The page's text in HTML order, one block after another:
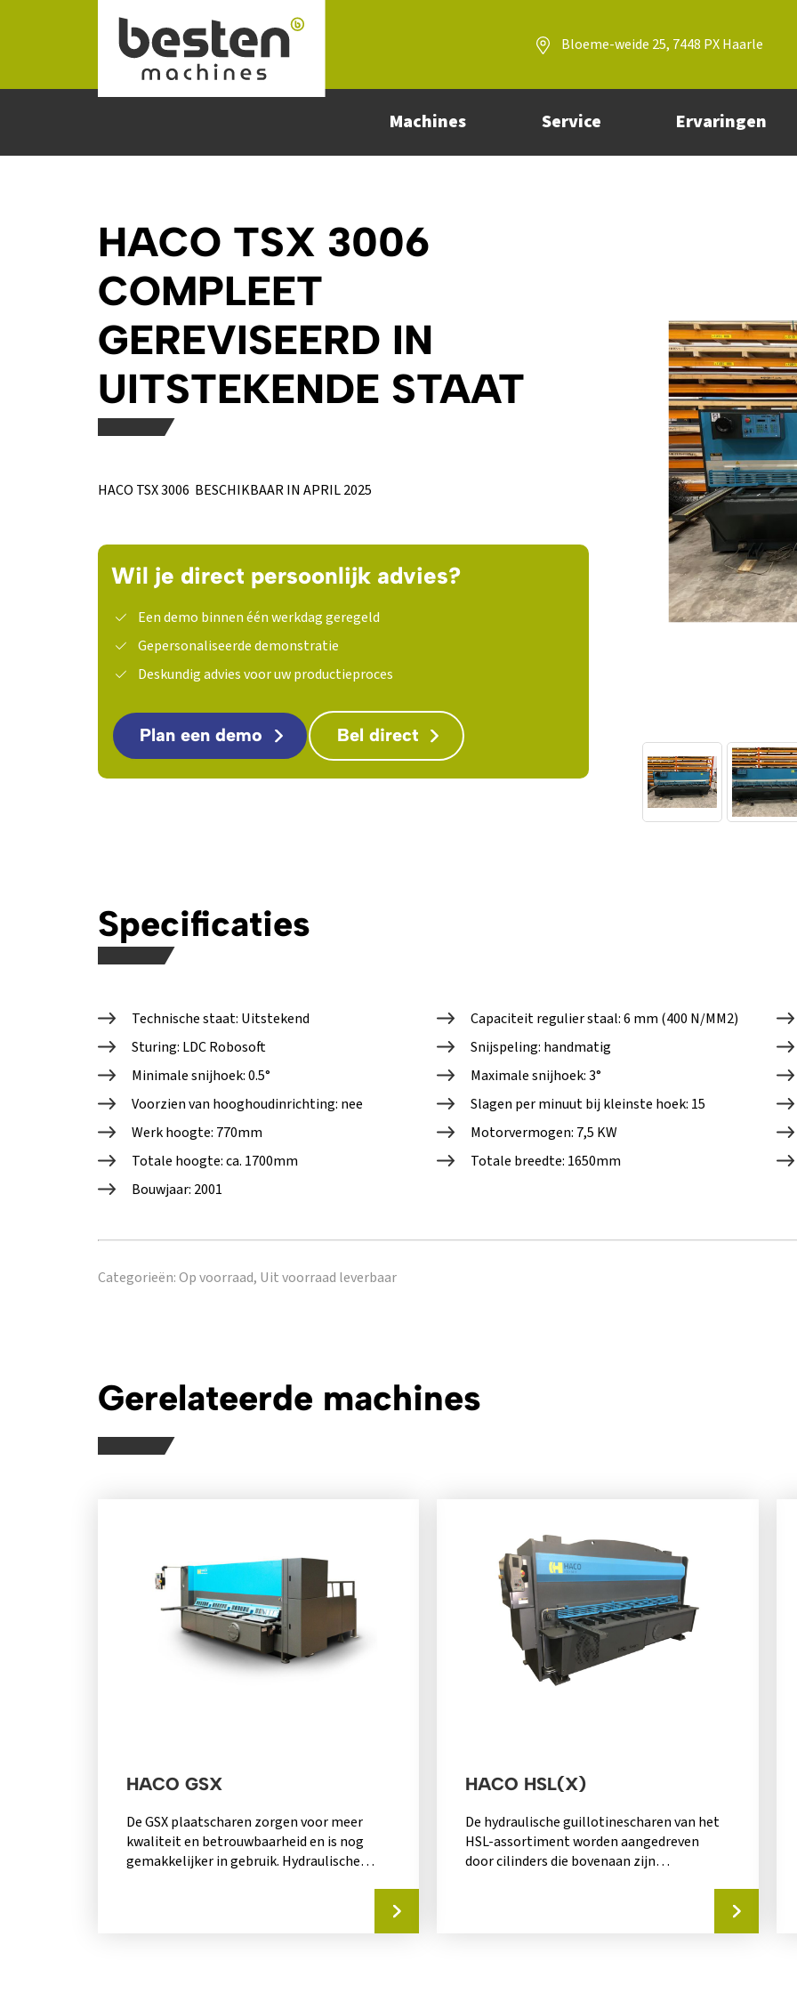
Naar hoofdinhoud
Bloeme-weide 25, 7448 PX Haarle
Machines Service Ervaringen
HACO TSX 3006
COMPLEET
GEREVISEERD IN
UITSTEKENDE STAAT
HACO TSX 3006 BESCHIKBAAR IN APRIL 2025
Wil je direct persoonlijk advies?
Een demo binnen één werkdag geregeld
Gepersonaliseerde demonstratie
Deskundig advies voor uw productieproces
Plan een demo Bel direct
Specificaties
Technische staat: Uitstekend
Capaciteit regulier staal: 6 mm (400 N/MM2)
Sturing: LDC Robosoft
Snijspeling: handmatig
Minimale snijhoek: 0.5°
Maximale snijhoek: 3°
Voorzien van hooghoudinrichting: nee
Slagen per minuut bij kleinste hoek: 15
Werk hoogte: 770mm
Motorvermogen: 7,5 KW
Totale hoogte: ca. 1700mm
Totale breedte: 1650mm
Bouwjaar: 2001
Categorieën:Op voorraad, Uit voorraad leverbaar
Gerelateerde machines
HACO GSX
De GSX plaatscharen zorgen voor meer
kwaliteit en betrouwbaarheid en is nog
gemakkelijker in gebruik. Hydraulische
HACO HSL(X)
De hydraulische guillotinescharen van het
HSL-assortiment worden aangedreven
door cilinders die bovenaan zijn